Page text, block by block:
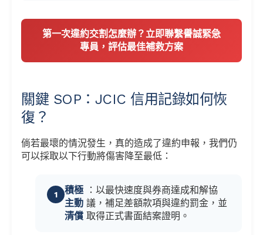
第一次違約交割怎麼辦？立即聯繫譽誠緊急
專員，評估最佳補救方案
關鍵 SOP：JCIC 信用記錄如何恢
復？
倘若最壞的情況發生，真的造成了違約申報，我們仍
可以採取以下行動將傷害降至最低：
積極
主動
清償
：以最快速度與券商達成和解協
議，補足差額款項與違約罰金，並
取得正式書面結案證明。